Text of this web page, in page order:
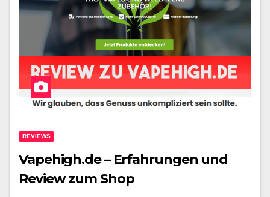
REVIEWS
Vapehigh.de – Erfahrungen und
Review zum Shop